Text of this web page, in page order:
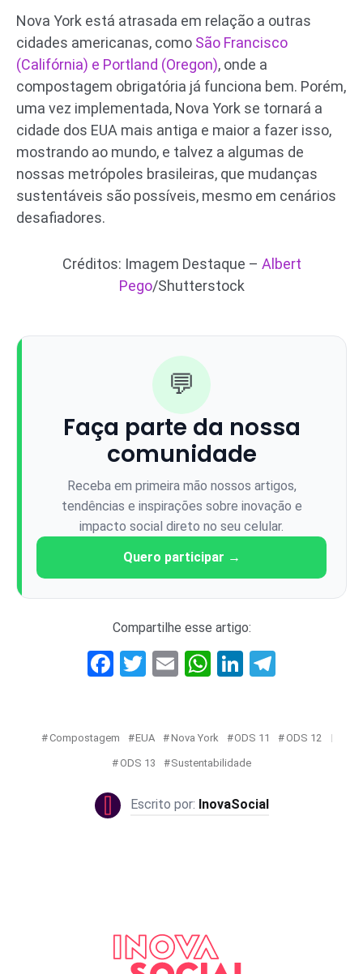
Nova York está atrasada em relação a outras
cidades americanas, como São Francisco
(Califórnia) e Portland (Oregon), onde a
compostagem obrigatória já funciona bem. Porém,
uma vez implementada, Nova York se tornará a
cidade dos EUA mais antiga e maior a fazer isso,
mostrando ao mundo, e talvez a algumas de
nossas metrópoles brasileiras, que mudanças
sustentáveis são possíveis, mesmo em cenários
desafiadores.
Créditos: Imagem Destaque – Albert
Pego/Shutterstock
💬
Faça parte da nossa
comunidade
Receba em primeira mão nossos artigos,
tendências e inspirações sobre inovação e
impacto social direto no seu celular.
Quero participar →
Compartilhe esse artigo:
Facebook
Twitter
EmailWhatsApp
LinkedIn
Compostagem EUA Nova York ODS 11 ODS 12
ODS 13 Sustentabilidade
InovaSocial